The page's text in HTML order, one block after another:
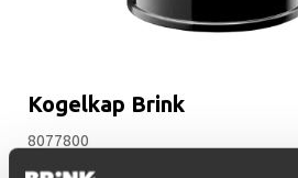
Kogelkap Brink
8077800